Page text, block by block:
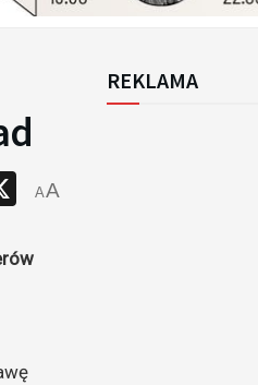
X
AA
REKLAMA